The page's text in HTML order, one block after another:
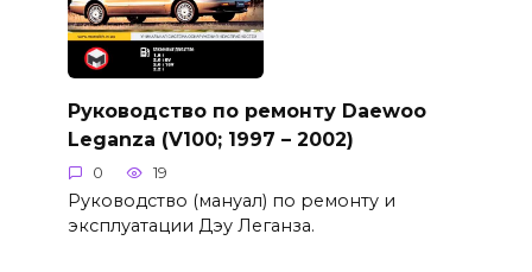
Руководство по ремонту Daewoo
Leganza (V100; 1997 – 2002)
0 19
Руководство (мануал) по ремонту и
эксплуатации Дэу Леганза.